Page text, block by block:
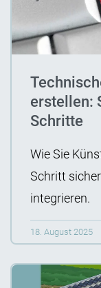
erstellen:
Schritte
Wie Sie
Schritt
integrieren.
18. August 2025